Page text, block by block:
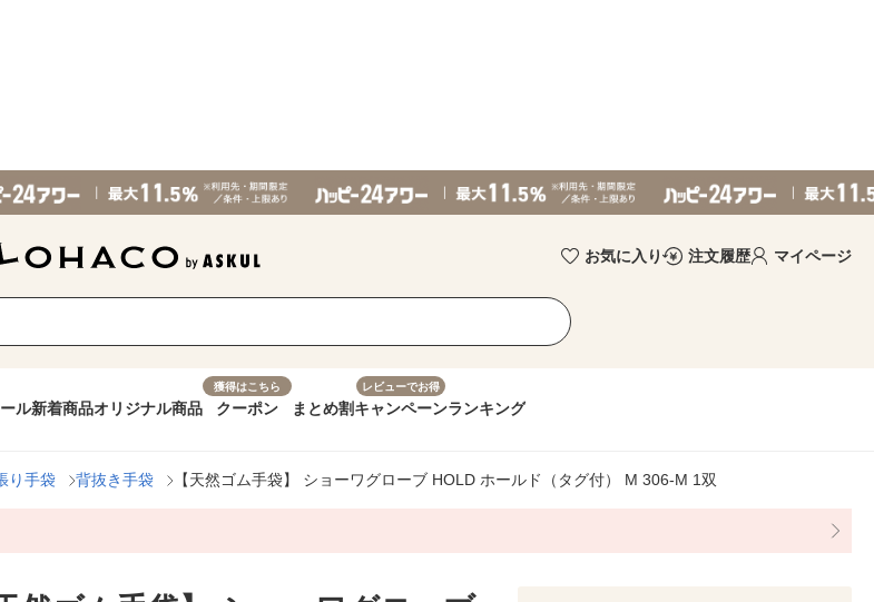
お気に入り 注文履歴 マイページ
ル新着商品オリジナル商品
獲得はこちら
クーポン まとめ割
レビューでお得
キャンペーンランキング
り手袋 背抜き手袋 【天然ゴム手袋】 ショーワグローブ HOLD ホールド（タグ付） M 306-M 1双